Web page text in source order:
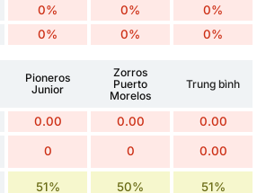
0% 0% 0%
0% 0% 0%
Pioneros
Junior
Zorros
Puerto
Morelos
Trung bình
0.00 0.00 0.00
0 0 0.00
51% 50% 51%